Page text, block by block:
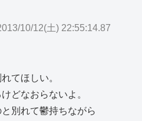
10/12(土) 22:55:14.87
てほしい。
どなおらないよ。
別れて鬱持ちながら